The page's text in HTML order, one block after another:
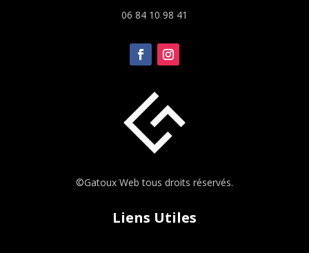
06 84 10 98 41
©Gatoux Web tous droits réservés.
Liens Utiles